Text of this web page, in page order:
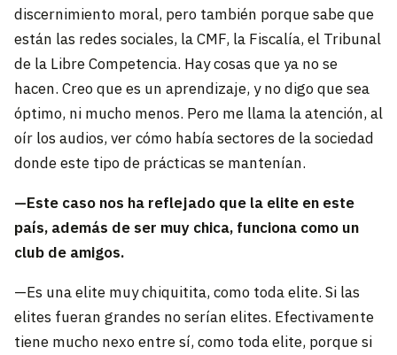
discernimiento moral, pero también porque sabe que
están las redes sociales, la CMF, la Fiscalía, el Tribunal
de la Libre Competencia. Hay cosas que ya no se
hacen. Creo que es un aprendizaje, y no digo que sea
óptimo, ni mucho menos. Pero me llama la atención, al
oír los audios, ver cómo había sectores de la sociedad
donde este tipo de prácticas se mantenían.
—Este caso nos ha reflejado que la elite en este
país, además de ser muy chica, funciona como un
club de amigos.
—Es una elite muy chiquitita, como toda elite. Si las
elites fueran grandes no serían elites. Efectivamente
tiene mucho nexo entre sí, como toda elite, porque si